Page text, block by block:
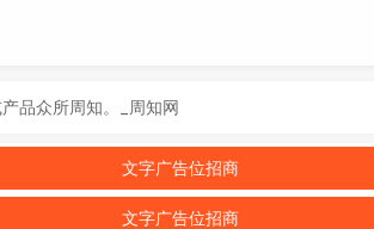
品众所周知。_周知网
文字广告位招商
文字广告位招商